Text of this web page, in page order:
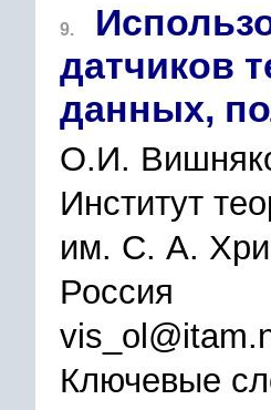
9.
датчиков
данных,
О.И.
Институт
им. С. А.
Россия
Ключевые